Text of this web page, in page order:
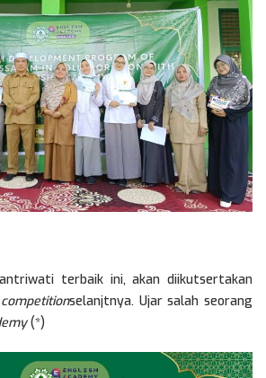
terbaik ini, akan diikutsertakan
selanjtnya. Ujar salah seorang
(*)